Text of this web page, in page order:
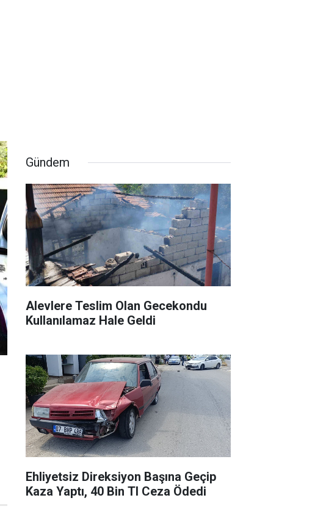
Gündem
Alevlere Teslim Olan Gecekondu
Kullanılamaz Hale Geldi
Ehliyetsiz Direksiyon Başına Geçip
Kaza Yaptı, 40 Bin Tl Ceza Ödedi